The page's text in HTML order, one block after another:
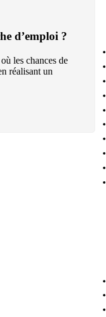
d’emploi ?
les chances de
réalisant un